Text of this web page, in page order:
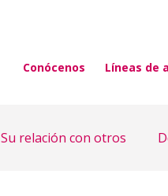
Conócenos Líneas de
Su relación con otros